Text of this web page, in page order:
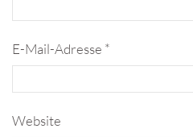
E-Mail-Adresse *
Website